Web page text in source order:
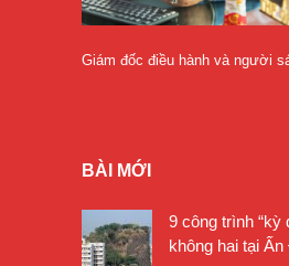
Giám đốc điều hành và người
BÀI MỚI
9 công trình “kỳ
không hai tại